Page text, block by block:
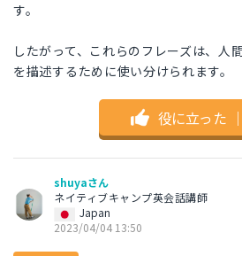
す。
したがって、これらのフレーズは、人
を描述するために使い分けられます。
役に立った ｜
shuyaさん
ネイティブキャンプ英会話講師
Japan
2023/04/04 13:50